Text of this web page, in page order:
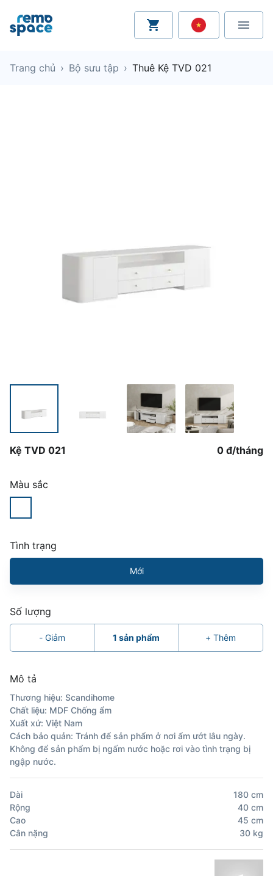
Trang chủ › Bộ sưu tập › Thuê Kệ TVD 021
Kệ TVD 021 0 đ/tháng
Màu sắc
Tình trạng
Mới
Số lượng
-Giảm 1 sản phẩm +Thêm
Mô tả
Thương hiệu: Scandihome
Chất liệu: MDF Chống ẩm
Xuất xứ: Việt Nam
Cách bảo quản: Tránh để sản phẩm ở nơi ẩm ướt lâu ngày.
Không để sản phẩm bị ngấm nước hoặc rơi vào tình trạng bị
ngập nước.
Dài 180 cm
Rộng
40 cm
Cao
45 cm
Cân nặng
30 kg